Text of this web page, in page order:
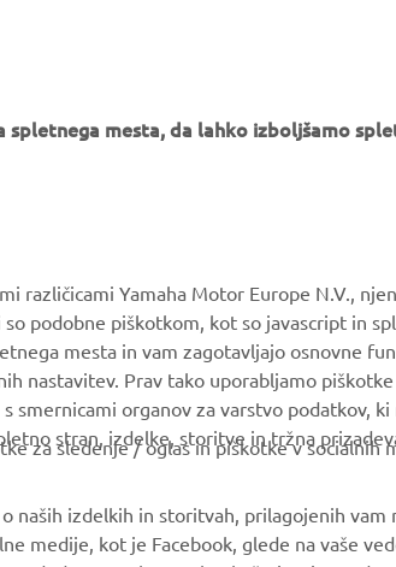
Motor Global
Prodajalci Yamaha
Ravnanju z odpadnimi
baterijami
mesta, da lahko izboljšamo
različicami Yamaha Motor Europe N.V.,
podobne piškotkom, kot so javascript in
mesta in vam zagotavljajo osnovne
nastavitev. Prav tako uporabljamo
smernicami organov za varstvo podatkov,
stran, izdelke, storitve in tržna
za sledenje / oglas in piškotke v socialnih
naših izdelkih in storitvah, prilagojenih vam
medije, kot je Facebook, glede na vaše